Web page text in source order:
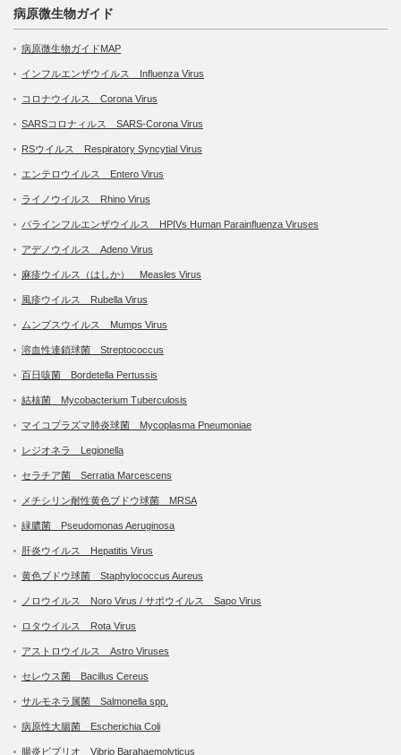
病原微生物ガイド
病原微生物ガイドMAP
インフルエンザウイルス Influenza Virus
コロナウイルス Corona Virus
SARSコロナィルス SARS-Corona Virus
RSウイルス Respiratory Syncytial Virus
エンテロウイルス Entero Virus
ライノウイルス Rhino Virus
パラインフルエンザウイルス HPIVs Human Parainfluenza Viruses
アデノウイルス Adeno Virus
麻疹ウイルス（はしか） Measles Virus
風疹ウイルス Rubella Virus
ムンプスウイルス Mumps Virus
溶血性連鎖球菌 Streptococcus
百日咳菌 Bordetella Pertussis
結核菌 Mycobacterium Tuberculosis
マイコプラズマ肺炎球菌 Mycoplasma Pneumoniae
レジオネラ Legionella
セラチア菌 Serratia Marcescens
メチシリン耐性黄色ブドウ球菌 MRSA
緑膿菌 Pseudomonas Aeruginosa
肝炎ウイルス Hepatitis Virus
黄色ブドウ球菌 Staphylococcus Aureus
ノロウイルス Noro Virus / サポウイルス Sapo Virus
ロタウイルス Rota Virus
アストロウイルス Astro Viruses
セレウス菌 Bacillus Cereus
サルモネラ属菌 Salmonella spp.
病原性大腸菌 Escherichia Coli
腸炎ビブリオ Vibrio Barahaemolyticus